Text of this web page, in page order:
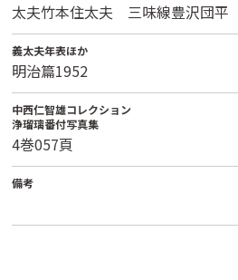
太夫竹本住太夫 三味線豊沢団
義太夫年表ほか
明治篇1952
中西仁智雄コレクション
浄瑠璃番付写真集
4巻057頁
備考